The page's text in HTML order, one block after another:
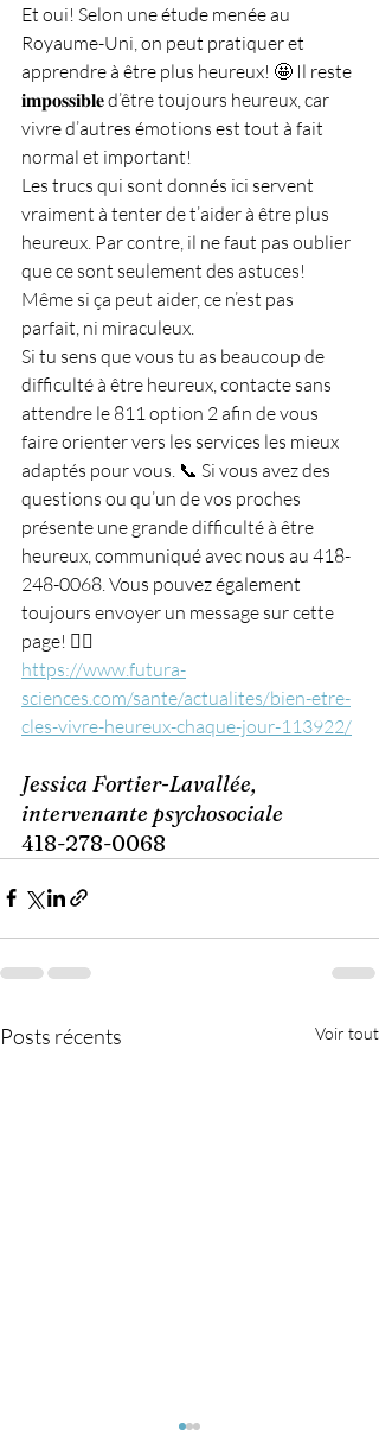
Et oui! Selon une étude menée au
Royaume-Uni, on peut pratiquer et
apprendre à être plus heureux! 🤩 Il reste
𝐢𝐦𝐩𝐨𝐬𝐬𝐢𝐛𝐥𝐞 d’être toujours heureux, car
vivre d’autres émotions est tout à fait
normal et important!
Les trucs qui sont donnés ici servent
vraiment à tenter de t’aider à être plus
heureux. Par contre, il ne faut pas oublier
que ce sont seulement des astuces!
Même si ça peut aider, ce n’est pas
parfait, ni miraculeux.
Si tu sens que vous tu as beaucoup de
difficulté à être heureux, contacte sans
attendre le 811 option 2 afin de vous
faire orienter vers les services les mieux
adaptés pour vous. 📞 Si vous avez des
questions ou qu’un de vos proches
présente une grande difficulté à être
heureux, communiqué avec nous au 418-
248-0068. Vous pouvez également
toujours envoyer un message sur cette
page! 🙋‍♀️
https://www.futura-
sciences.com/sante/actualites/bien-etre-
cles-vivre-heureux-chaque-jour-113922/
Jessica Fortier-Lavallée,
intervenante psychosociale
418-278-0068
Posts récents Voir tout